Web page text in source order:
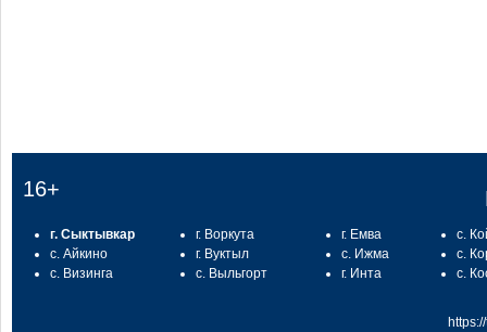
16+
г. Сыктывкар
с. Айкино
с. Визинга
г. Воркута
г. Вуктыл
с. Выльгорт
г. Емва
с. Ижма
г. Инта
с.
с.
с.